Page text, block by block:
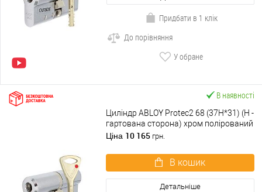
Придбати в 1 клік
До порівняння
У обране
В наявності
Циліндр ABLOY Protec2 68 (37H*31) (H -
гартована сторона) хром полірований
Ціна 10 165 грн.
В кошик
Детальніше